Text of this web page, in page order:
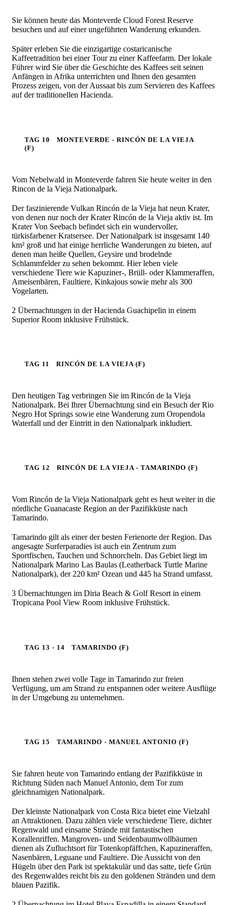
Sie können heute das Monteverde Cloud Forest Reserve
besuchen und auf einer ungeführten Wanderung erkunden.
Später erleben Sie die einzigartige costaricanische
Kaffeetradition bei einer Tour zu einer Kaffeefarm. Der lokale
Führer wird Sie über die Geschichte des Kaffees seit seinen
Anfängen in Afrika unterrichten und Ihnen den gesamten
Prozess zeigen, von der Aussaat bis zum Servieren des Kaffees
auf der traditionellen Hacienda.
TAG 10
MONTEVERDE - RINCÓN DE LA VIEJA
(F)
Vom Nebelwald in Monteverde fahren Sie heute weiter in den
Rincon de la Vieja Nationalpark.
Der faszinierende Vulkan Rincón de la Vieja hat neun Krater,
von denen nur noch der Krater Rincón de la Vieja aktiv ist. Im
Krater Von Seebach befindet sich ein wundervoller,
türkisfarbener Kratsersee. Der Nationalpark ist insgesamt 140
km² groß und hat einige herrliche Wanderungen zu bieten, auf
denen man heiße Quellen, Geysire und brodelnde
Schlammfelder zu sehen bekommt. Hier leben viele
verschiedene Tiere wie Kapuziner-, Brüll- oder Klammeraffen,
Ameisenbären, Faultiere, Kinkajous sowie mehr als 300
Vogelarten.
2 Übernachtungen in der Hacienda Guachipelin in einem
Superior Room inklusive Frühstück.
TAG 11 RINCÓN DE LA VIEJA (F)
Den heutigen Tag verbringen Sie im Rincón de la Vieja
Nationalpark. Bei Ihrer Übernachtung sind ein Besuch der Rio
Negro Hot Springs sowie eine Wanderung zum Oropendola
Waterfall und der Eintritt in den Nationalpark inkludiert.
TAG 12 RINCÓN DE LA VIEJA - TAMARINDO (F)
Vom Rincón de la Vieja Nationalpark geht es heut weiter in die
nördliche Guanacaste Region an der Pazifikküste nach
Tamarindo.
Tamarindo gilt als einer der besten Ferienorte der Region. Das
angesagte Surferparadies ist auch ein Zentrum zum
Sportfischen, Tauchen und Schnorcheln. Das Gebiet liegt im
Nationalpark Marino Las Baulas (Leatherback Turtle Marine
Nationalpark), der 220 km² Ozean und 445 ha Strand umfasst.
3 Übernachtungen im Diria Beach & Golf Resort in einem
Tropicana Pool View Room inklusive Frühstück.
TAG 13 - 14 TAMARINDO (F)
Ihnen stehen zwei volle Tage in Tamarindo zur freien
Verfügung, um am Strand zu entspannen oder weitere Ausflüge
in der Umgebung zu unternehmen.
TAG 15 TAMARINDO - MANUEL ANTONIO (F)
Sie fahren heute von Tamarindo entlang der Pazifikküste in
Richtung Süden nach Manuel Antonio, dem Tor zum
gleichnamigen Nationalpark.
Der kleinste Nationalpark von Costa Rica bietet eine Vielzahl
an Attraktionen. Dazu zählen viele verschiedene Tiere, dichter
Regenwald und einsame Strände mit fantastischen
Korallenriffen. Mangroven- und Seidenbaumwollbäumen
dienen als Zufluchtsort für Totenkopfäffchen, Kapuzineraffen,
Nasenbären, Leguane und Faultiere. Die Aussicht von den
Hügeln über den Park ist spektakulär und das satte, tiefe Grün
des Regenwaldes reicht bis zu den goldenen Stränden und dem
blauen Pazifik.